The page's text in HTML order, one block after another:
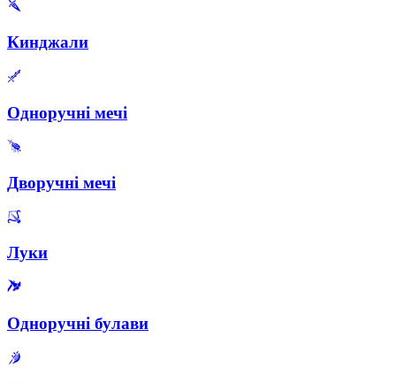
Кинджали
Одноручні мечі
Дворучні мечі
Луки
Одноручні булави